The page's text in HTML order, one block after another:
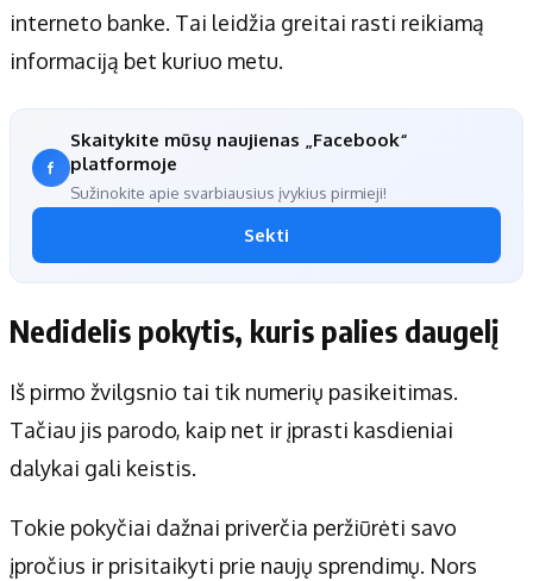
interneto banke. Tai leidžia greitai rasti reikiamą
informaciją bet kuriuo metu.
Skaitykite mūsų naujienas „Facebook“
platformoje
Sužinokite apie svarbiausius įvykius pirmieji!
Sekti
Nedidelis pokytis, kuris palies daugelį
Iš pirmo žvilgsnio tai tik numerių pasikeitimas.
Tačiau jis parodo, kaip net ir įprasti kasdieniai
dalykai gali keistis.
Tokie pokyčiai dažnai priverčia peržiūrėti savo
įpročius ir prisitaikyti prie naujų sprendimų. Nors